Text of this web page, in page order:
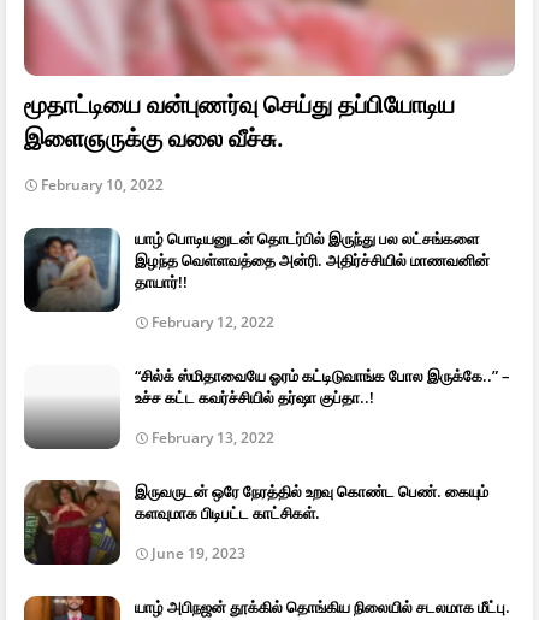
மூதாட்டியை வன்புணர்வு செய்து தப்பியோடிய
இளைஞருக்கு வலை வீச்சு.
February 10, 2022
யாழ் பொடியனுடன் தொடர்பில் இருந்து பல லட்சங்களை
இழந்த வெள்ளவத்தை அன்ரி. அதிர்ச்சியில் மாணவனின்
தாயார்!!
February 12, 2022
“சில்க் ஸ்மிதாவையே ஓரம் கட்டிடுவாங்க போல இருக்கே..” –
உச்ச கட்ட கவர்ச்சியில் தர்ஷா குப்தா..!
February 13, 2022
இருவருடன் ஒரே நேரத்தில் உறவு கொண்ட பெண். கையும்
களவுமாக பிடிபட்ட காட்சிகள்.
June 19, 2023
யாழ் அபிநஜன் தூக்கில் தொங்கிய நிலையில் சடலமாக மீட்பு.